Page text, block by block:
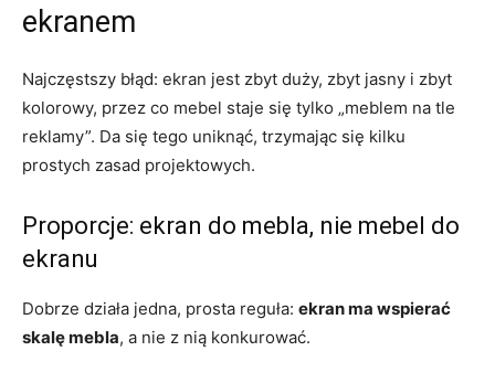
ekranem
Najczęstszy błąd: ekran jest zbyt duży, zbyt jasny i zbyt
kolorowy, przez co mebel staje się tylko „meblem na tle
reklamy”. Da się tego uniknąć, trzymając się kilku
prostych zasad projektowych.
Proporcje: ekran do mebla, nie mebel do
ekranu
Dobrze działa jedna, prosta reguła: ekran ma wspierać
skalę mebla, a nie z nią konkurować.